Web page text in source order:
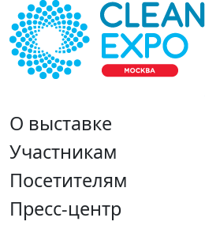
О выставке
Участникам
Посетителям
Пресс-центр